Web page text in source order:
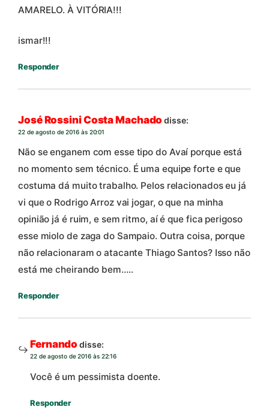
AMARELO. À VITÓRIA!!!
ismar!!!
Responder
José Rossini Costa Machado disse:
22 de agosto de 2016 às 20:01
Não se enganem com esse tipo do Avaí porque está
no momento sem técnico. É uma equipe forte e que
costuma dá muito trabalho. Pelos relacionados eu já
vi que o Rodrigo Arroz vai jogar, o que na minha
opinião já é ruim, e sem ritmo, aí é que fica perigoso
esse miolo de zaga do Sampaio. Outra coisa, porque
não relacionaram o atacante Thiago Santos? Isso não
está me cheirando bem…..
Responder
Fernando disse:
22 de agosto de 2016 às 22:16
Você é um pessimista doente.
Responder